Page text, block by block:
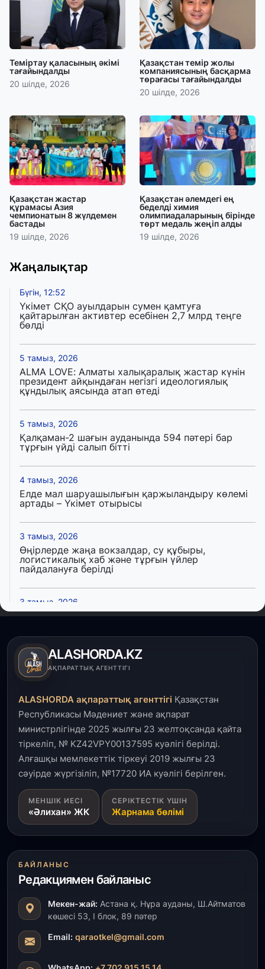
Теміртау қаласының әкімі
тағайындалды
20 шілде, 2026
Қазақстан темір жолы
компаниясының басқарма
төрағасы тағайындалды
20 шілде, 2026
Қазақстан жастар
құрамасы Азия
чемпионатын 8 жүлдемен
бастады
19 шілде, 2026
Қазақстан әлемдегі ең
беделді химия
олимпиадаларының бірінде
төрт медаль жеңіп алды
19 шілде, 2026
Жаңалықтар
Бүгін, 12:52
Үкімет СҚО ауылдарын сумен қамтуға
қайтарылған активтер есебінен 2,7 млрд теңге
бөлді
5 тамыз, 2026
ALMA LOVE: Алматы халықаралық жастар күнін
президент айқындаған негізгі идеологиялық
құндылық аясында атап өтеді
5 тамыз, 2026
Қалқаман-2 шағын ауданында 594 пәтері бар
тұрғын үйді салып бітті
4 тамыз, 2026
Елде мал шаруашылығын қаржыландыру көлемі
артады – Үкімет отырысы
3 тамыз, 2026
Өңірлерде жаңа вокзалдар, су құбыры,
логистикалық хаб және тұрғын үйлер
пайдалануға берілді
3 тамыз, 2026
Қызылордада 300 орындық аурухана,
салынып жатыр
1 тамыз, 2026
31 шілде, 2026
Ақмола облысындағы кездесуде кәсіпкерлер мен
ұстаздар «Әділет» партиясына өз ұсыныстарын
айтты
31 шілде, 2026
ҚР Президенті Орталық Азия елдеріне
ұзақмерзімді ынтымақтастық жоспарын әзірлеуді
ұсынды
«Ауыл аманаты»: Түркістанда 30,2 млрд теңгеге
4 223 жоба қаржыландырылды
31 шілде, 2026
толық ауыз сумен қамтылды
ALASHORDA.KZ
АҚПАРАТТЫҚ АГЕНТТІГІ
ALASHORDA ақпараттық агенттігі Қазақстан
Республикасы Мәдениет және ақпарат
министрлігінде 2025 жылғы 23 желтоқсанда қайта
тіркеліп, № KZ42VPY00137595 куәлігі берілді.
Алғашқы мемлекеттік тіркеуі 2019 жылғы 23
сәуірде жүргізіліп, №17720 ИА куәлігі берілген.
МЕНШІК ИЕСІ
«Әлихан» ЖК
СЕРІКТЕСТІК ҮШІН
Жарнама бөлімі
БАЙЛАНЫС
Редакциямен байланыс
Мекен-жай: Астана қ. Нұра ауданы, Ш.Айтматов
көшесі 53, І блок, 89 пәтер
Email: qaraotkel@gmail.com